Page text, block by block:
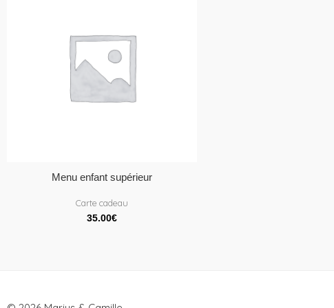
Menu enfant supérieur
Carte cadeau
35.00€